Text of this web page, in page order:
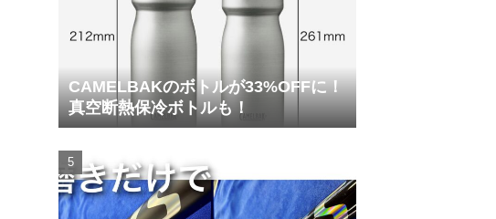
CAMELBAKのボトルが33%OFFに！
真空断熱保冷ボトルも！